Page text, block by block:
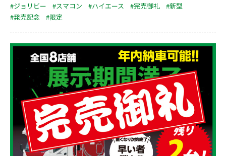
#ジョリビー
#スマコン #ハイエース #完売御礼
#新型
#発売記念
#限定